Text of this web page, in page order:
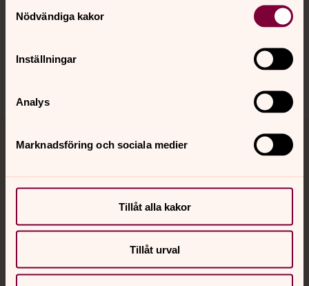
Nödvändiga kakor
Inställningar
Analys
Marknadsföring och sociala medier
Tillåt alla kakor
Tillåt urval
Jourhavande präst
Akut samtals- och krisstöd. Prata eller chatta anonymt
Chatt
Telefon 112